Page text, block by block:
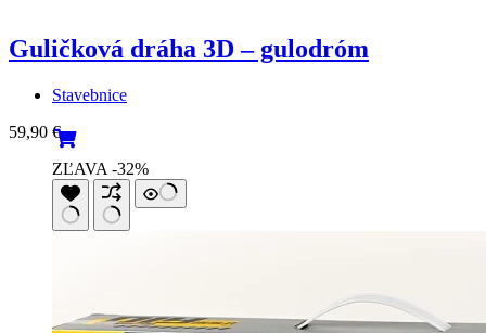
Guličková dráha 3D – gulodróm
Stavebnice
59,90 €
ZĽAVA -32%